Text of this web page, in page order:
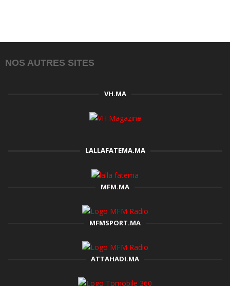
NOS AUTRES SITES
VH.MA
LALLAFATEMA.MA
MFM.MA
MFMSPORT.MA
ATTAHADI.MA